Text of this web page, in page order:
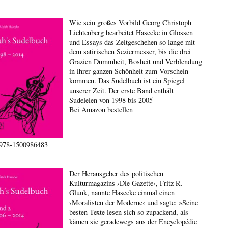
1500986483
Wie sein großes Vorbild Georg Christoph
Lichtenberg bearbeitet Hasecke in Glossen
und Essays das Zeitgeschehen so lange mit
dem satirischen Seziermesser, bis die drei
Grazien Dummheit, Bosheit und Verblendung
in ihrer ganzen Schönheit zum Vorschein
kommen. Das Sudelbuch ist ein Spiegel
unserer Zeit. Der erste Band enthält
Sudeleien von 1998 bis 2005
Bei Amazon bestellen
Der Herausgeber des politischen
Kulturmagazins ›Die Gazette‹, Fritz R.
Glunk, nannte Hasecke einmal einen
›Moralisten der Moderne‹ und sagte: »Seine
besten Texte lesen sich so zupackend, als
kämen sie geradewegs aus der Encyclopédie